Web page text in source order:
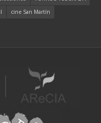
cine San Martín